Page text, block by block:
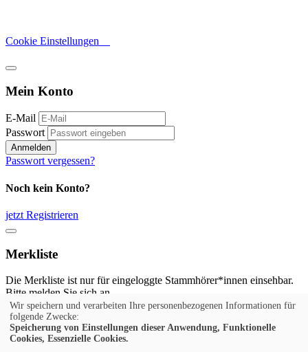
Cookie Einstellungen
Mein Konto
E-Mail
Passwort
Anmelden
Passwort vergessen?
Noch kein Konto?
jetzt Registrieren
Merkliste
Die Merkliste ist nur für eingeloggte Stammhörer*innen einsehbar.
Bitte melden Sie sich an.
Anmelden
Noch kein Konto?
Wir speichern und verarbeiten Ihre personenbezogenen Informationen für
folgende Zwecke:
Speicherung von Einstellungen dieser Anwendung, Funktionelle
Cookies, Essenzielle Cookies.